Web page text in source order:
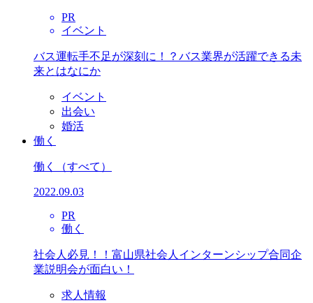
PR
イベント
バス運転手不足が深刻に！？バス業界が活躍できる未
来とはなにか
イベント
出会い
婚活
働く
働く （すべて）
2022.09.03
PR
働く
社会人必見！！富山県社会人インターンシップ合同企
業説明会が面白い！
求人情報